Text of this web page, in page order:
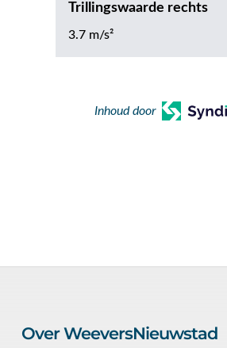
Trillingswaarde rechts
3.7 m/s²
Inhoud door
Over WeeversNieuwstad